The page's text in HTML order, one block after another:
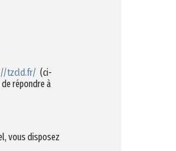
tzcld.fr/ (ci-
répondre à
vous disposez